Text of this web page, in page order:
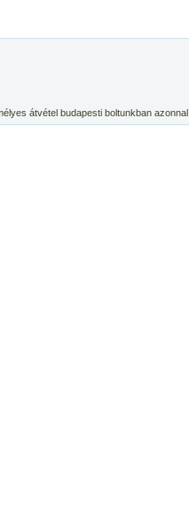
átvétel budapesti boltunkban azonnal